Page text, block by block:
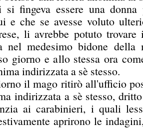
fingeva essere una donna
e che se avesse voluto
li avrebbe potuto trovare
nel medesimo bidone della
giorno e allo stessa ora
indirizzata a sè stesso.
il mago ritirò all'ufficio
indirizzata a sè stesso,
ai carabinieri, i quali
aprirono le